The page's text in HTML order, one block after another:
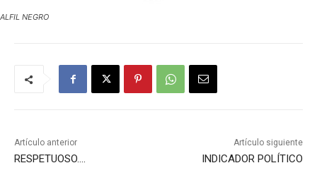
ALFIL NEGRO
Artículo anterior
RESPETUOSO….
Artículo siguiente
INDICADOR POLÍTICO